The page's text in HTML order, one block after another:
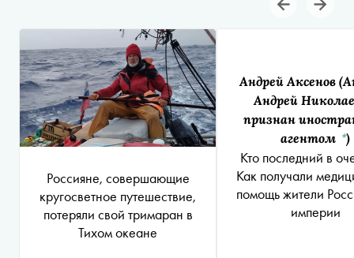
Россияне, совершающие
кругосветное путешествие,
потеряли свой тримаран в
Тихом океане
Андрей Аксенов
Андрей
признан
агентом *)
Кто последний в
Как получали
помощь жители
империи